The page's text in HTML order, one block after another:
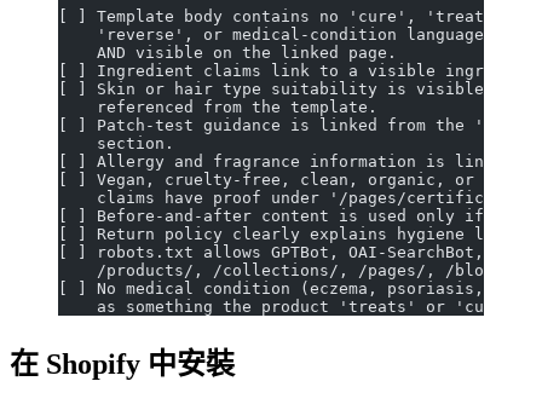
[ ] Template body contains no 'cure', 'treat',
'reverse', or medical-condition language
    AND visible on the linked page.
[ ] Ingredient claims link to a visible
[ ] Skin or hair type suitability is visible on
    referenced from the template.
[ ] Patch-test guidance is linked from the
    section.
[ ] Allergy and fragrance information is linked
[ ] Vegan, cruelty-free, clean, organic, or
claims have proof under '/pages/
[ ] Before-and-after content is used only if
[ ] Return policy clearly explains hygiene limits
[ ] robots.txt allows GPTBot, OAI-SearchBot,
    /products/, /collections/, /pages/, /blogs/.
[ ] No medical condition (eczema, psoriasis,
    as something the product 'treats' or 'cures'.
在 Shopify 中安裝